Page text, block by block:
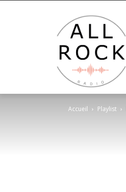
Accueil Playlist